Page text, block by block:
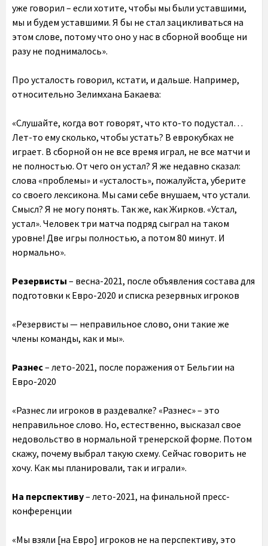
уже говорил – если хотите, чтобы мы были уставшими,
мы и будем уставшими. Я бы не стал зацикливаться на
этом слове, потому что оно у нас в сборной вообще ни
разу не поднималось».
Про усталость говорил, кстати, и дальше. Например,
относительно Зелимхана Бакаева:
«Слушайте, когда вот говорят, что кто-то подустал…
Лет-то ему сколько, чтобы устать? В еврокубках не
играет. В сборной он не все время играл, не все матчи и
не полностью. От чего он устал? Я же недавно сказал:
слова «проблемы» и «усталость», пожалуйста, уберите
со своего лексикона. Мы сами себе внушаем, что устали.
Смысл? Я не могу понять. Так же, как Жирков. «Устал,
устал». Человек три матча подряд сыграл на таком
уровне! Две игры полностью, а потом 80 минут. И
нормально».
Резервисты – весна-2021, после объявления состава для
подготовки к Евро-2020 и списка резервных игроков
«Резервисты — неправильное слово, они такие же
члены команды, как и мы».
Разнес– лето-2021, после поражения от Бельгии на
Евро-2020
«Разнес ли игроков в раздевалке? «Разнес» – это
неправильное слово. Но, естественно, высказал свое
недовольство в нормальной тренерской форме. Потом
скажу, почему выбрал такую схему. Сейчас говорить не
хочу. Как мы планировали, так и играли».
На перспективу– лето-2021, на финальной пресс-
конференции
«Мы взяли [на Евро] игроков не на перспективу, это